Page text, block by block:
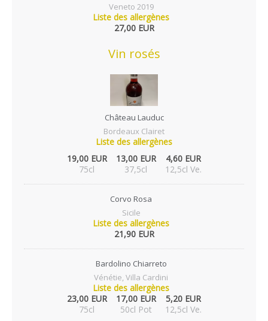
Veneto 2019
Liste des allergènes
27,00 EUR
Vin rosés
Château Lauduc
Bordeaux Clairet
Liste des allergènes
19,00 EUR
75cl
13,00 EUR
37,5cl
4,60 EUR
12,5cl Ve.
Corvo Rosa
Sicile
Liste des allergènes
21,90 EUR
Bardolino Chiarreto
Vénétie, Villa Cardini
Liste des allergènes
23,00 EUR
75cl
17,00 EUR
50cl Pot
5,20 EUR
12,5cl Ve.